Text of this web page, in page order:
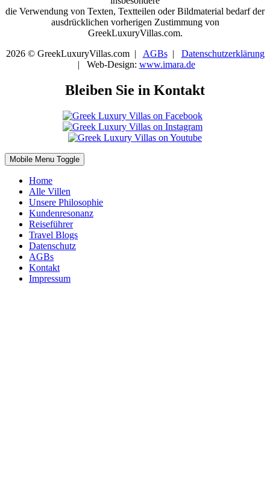
die Verwendung von Texten, Textteilen oder Bildmaterial bedarf der
ausdrücklichen vorherigen Zustimmung von
GreekLuxuryVillas.com.
2026 © GreekLuxuryVillas.com | AGBs| Datenschutzerklärung
| Web-Design: www.imara.de
Bleiben Sie in Kontakt
Mobile Menu Toggle
Home
Alle Villen
Unsere Philosophie
Kundenresonanz
Reiseführer
Travel Blogs
Datenschutz
AGBs
Kontakt
Impressum